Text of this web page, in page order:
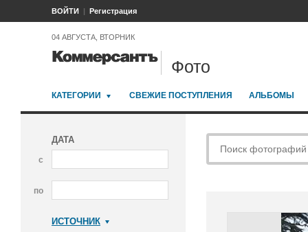
ВОЙТИ Регистрация
04 АВГУСТА, ВТОРНИК
Фото
КАТЕГОРИИ СВЕЖИЕ ПОСТУПЛЕНИЯ АЛЬБОМЫ
ДАТА
с
по
ИСТОЧНИК